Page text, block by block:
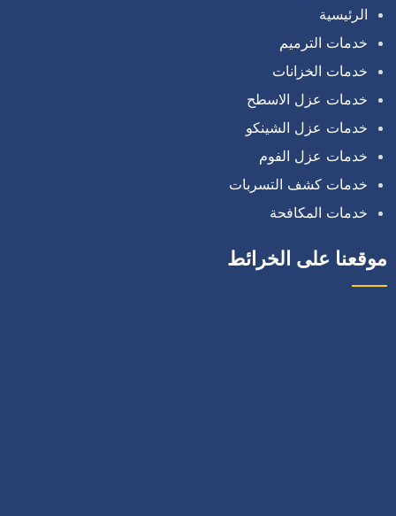
الرئيسية
خدمات الترميم
خدمات الخزانات
خدمات عزل الاسطح
خدمات عزل الشينكو
خدمات عزل الفوم
خدمات كشف التسربات
خدمات المكافحة
موقعنا على الخرائط